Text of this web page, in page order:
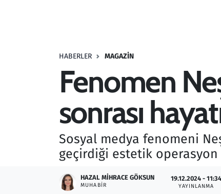
HABERLER MAGAZIN
Fenomen
sonrası
Sosyal medya fenomeni
geçirdiği estetik operasyon
HAZAL MIHRACE GÖKSUN
MUHABIR
19.12.2024 - 11:34
YAYINLANMA
Teknoloji ve Bilim